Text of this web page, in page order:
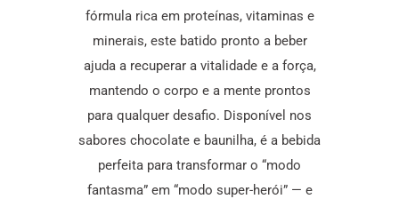
fórmula rica em proteínas, vitaminas e
minerais, este batido pronto a beber
ajuda a recuperar a vitalidade e a força,
mantendo o corpo e a mente prontos
para qualquer desafio. Disponível nos
sabores chocolate e baunilha, é a bebida
perfeita para transformar o “modo
fantasma” em “modo super-herói” — e